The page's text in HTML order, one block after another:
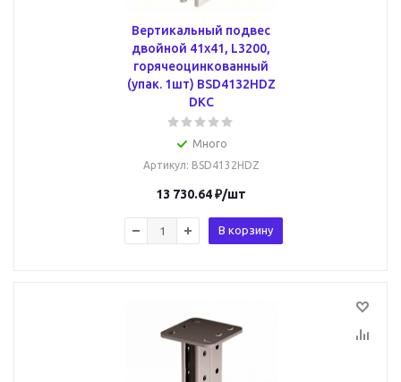
Вертикальный подвес
двойной 41х41, L3200,
горячеоцинкованный
(упак. 1шт) BSD4132HDZ
DKC
Много
Артикул: BSD4132HDZ
13 730.64₽/шт
В корзину